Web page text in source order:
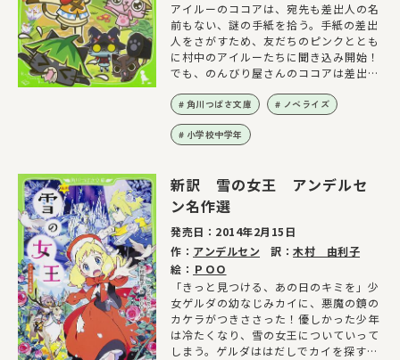
アイルーのココアは、宛先も差出人の名
前もない、謎の手紙を拾う。手紙の差出
人をさがすため、友だちのピンクととも
に村中のアイルーたちに聞き込み開始！
でも、のんびり屋さんのココアは差出人
角川つばさ文庫 ノベライズ
小学校中学年
新訳 雪の女王 アンデルセ
ン名作選
発売日： 2014年2月15日
作： アンデルセン 訳：木村 由利子
絵： ＰＯＯ
「きっと見つける、あの日のキミを」少
女ゲルダの幼なじみカイに、悪魔の鏡の
カケラがつきささった！優しかった少年
は冷たくなり、雪の女王についていって
しまう。ゲルダははだしでカイを探す旅